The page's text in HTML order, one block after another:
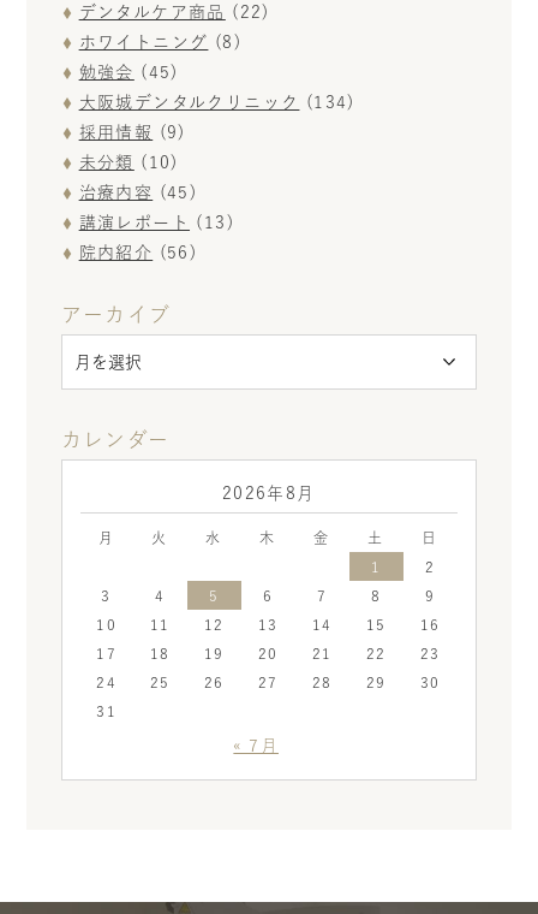
デンタルケア商品
(22)
ホワイトニング (8)
勉強会 (45)
大阪城デンタルクリニック
(134)
採用情報
(9)
未分類
(10)
治療内容
(45)
講演レポート
(13)
院内紹介 (56)
アーカイブ
カレンダー
2026年8月
月 火 水 木 金 土
日
1
2
3
4 5 6 7 8
9
10
11 12 13 14 15
16
17
18 19 20 21 22
23
24
25 26 27 28 29
30
31
« 7月